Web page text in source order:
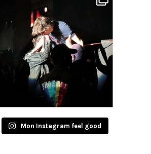
Mon Instagram feel good